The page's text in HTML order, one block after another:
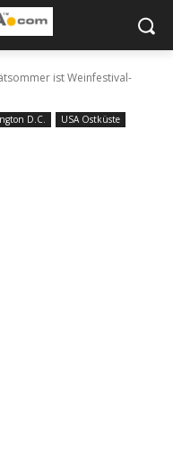
ist Weinfestival-
D.C. USA Ostküste